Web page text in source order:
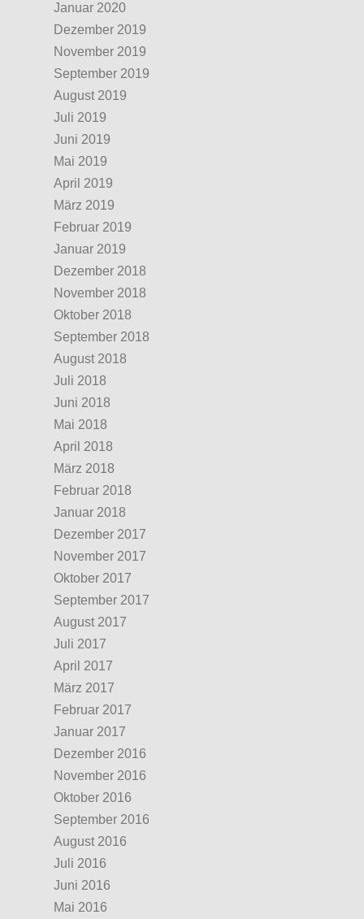
Januar 2020
Dezember 2019
November 2019
September 2019
August 2019
Juli 2019
Juni 2019
Mai 2019
April 2019
März 2019
Februar 2019
Januar 2019
Dezember 2018
November 2018
Oktober 2018
September 2018
August 2018
Juli 2018
Juni 2018
Mai 2018
April 2018
März 2018
Februar 2018
Januar 2018
Dezember 2017
November 2017
Oktober 2017
September 2017
August 2017
Juli 2017
April 2017
März 2017
Februar 2017
Januar 2017
Dezember 2016
November 2016
Oktober 2016
September 2016
August 2016
Juli 2016
Juni 2016
Mai 2016